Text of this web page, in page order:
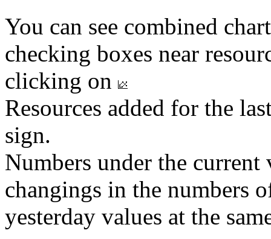
You can see combined
checking boxes near
clicking on
Resources added for the
sign.
Numbers under the
changings in the numbers
yesterday values at the